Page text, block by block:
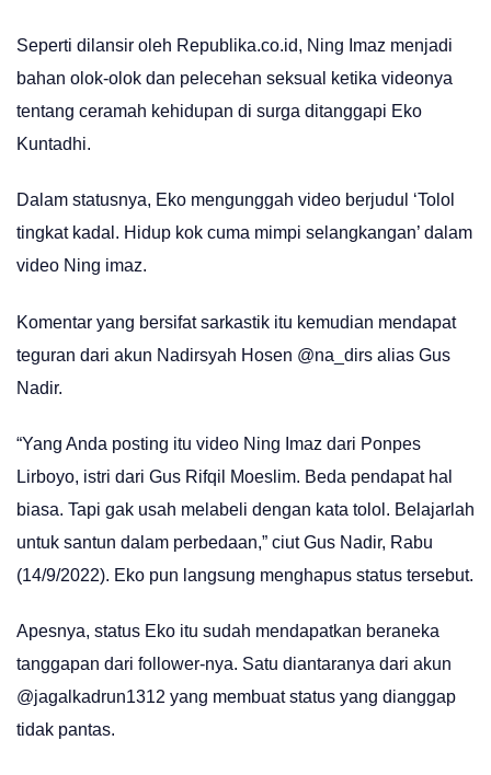
Seperti dilansir oleh Republika.co.id, Ning Imaz menjadi
bahan olok-olok dan pelecehan seksual ketika videonya
tentang ceramah kehidupan di surga ditanggapi Eko
Kuntadhi.
Dalam statusnya, Eko mengunggah video berjudul ‘Tolol
tingkat kadal. Hidup kok cuma mimpi selangkangan’ dalam
video Ning imaz.
Komentar yang bersifat sarkastik itu kemudian mendapat
teguran dari akun Nadirsyah Hosen @na_dirs alias Gus
Nadir.
“Yang Anda posting itu video Ning Imaz dari Ponpes
Lirboyo, istri dari Gus Rifqil Moeslim. Beda pendapat hal
biasa. Tapi gak usah melabeli dengan kata tolol. Belajarlah
untuk santun dalam perbedaan,” ciut Gus Nadir, Rabu
(14/9/2022). Eko pun langsung menghapus status tersebut.
Apesnya, status Eko itu sudah mendapatkan beraneka
tanggapan dari follower-nya. Satu diantaranya dari akun
@jagalkadrun1312 yang membuat status yang dianggap
tidak pantas.